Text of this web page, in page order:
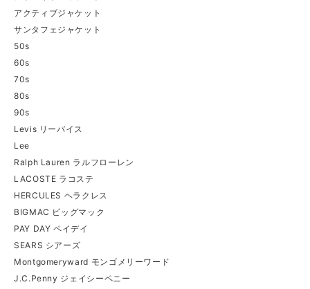
アクティブジャケット
サンタフェジャケット
50s
60s
70s
80s
90s
Levis リーバイス
Lee
Ralph Lauren ラルフローレン
LACOSTE ラコステ
HERCULES ヘラクレス
BIGMAC ビッグマック
PAY DAY ペイデイ
SEARS シアーズ
Montgomeryward モンゴメリーワード
J.C.Penny ジェイシーペニー